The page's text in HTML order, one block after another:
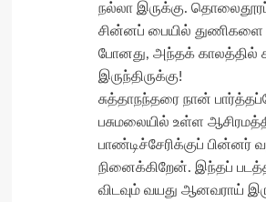
நல்லா இருக்கு.
சின்னப் பையில் துணிகளை
போனது, அந்தக் காலத்தில்
இருந்திருக்கு!
சுத்தாநந்தரை நான்
பசுமலையில் உள்ள
பாண்டிச்சேரிக்குப்
நினைக்கிறேன். இந்தப்
விடவும் வயது ஆனவராய்